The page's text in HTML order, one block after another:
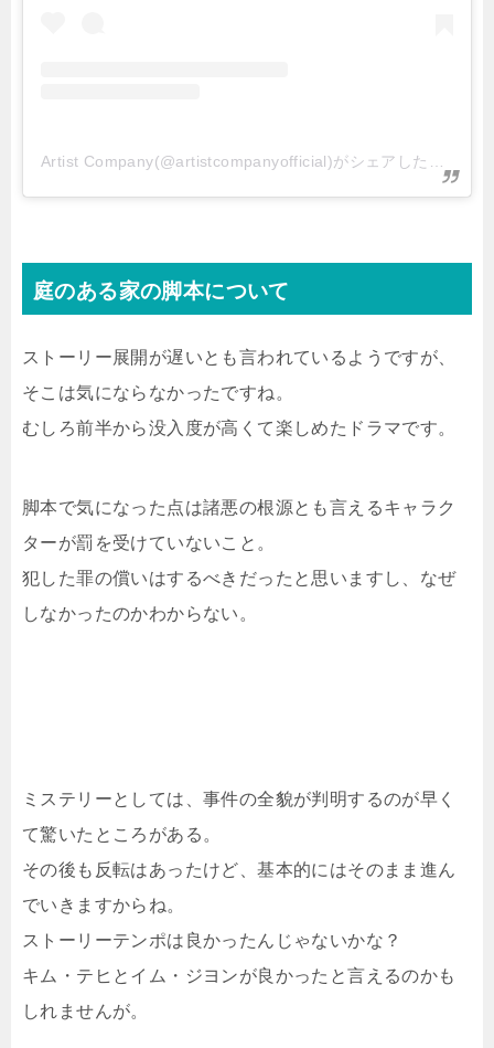
庭のある家の脚本について
ストーリー展開が遅いとも言われているようですが、
そこは気にならなかったですね。
むしろ前半から没入度が高くて楽しめたドラマです。
脚本で気になった点は諸悪の根源とも言えるキャラク
ターが罰を受けていないこと。
犯した罪の償いはするべきだったと思いますし、なぜ
しなかったのかわからない。
ミステリーとしては、事件の全貌が判明するのが早く
て驚いたところがある。
その後も反転はあったけど、基本的にはそのまま進ん
でいきますからね。
ストーリーテンポは良かったんじゃないかな？
キム・テヒとイム・ジヨンが良かったと言えるのかも
しれませんが。